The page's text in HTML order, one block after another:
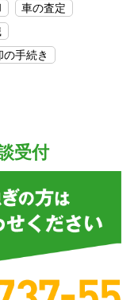
車の査定
手続き
受付